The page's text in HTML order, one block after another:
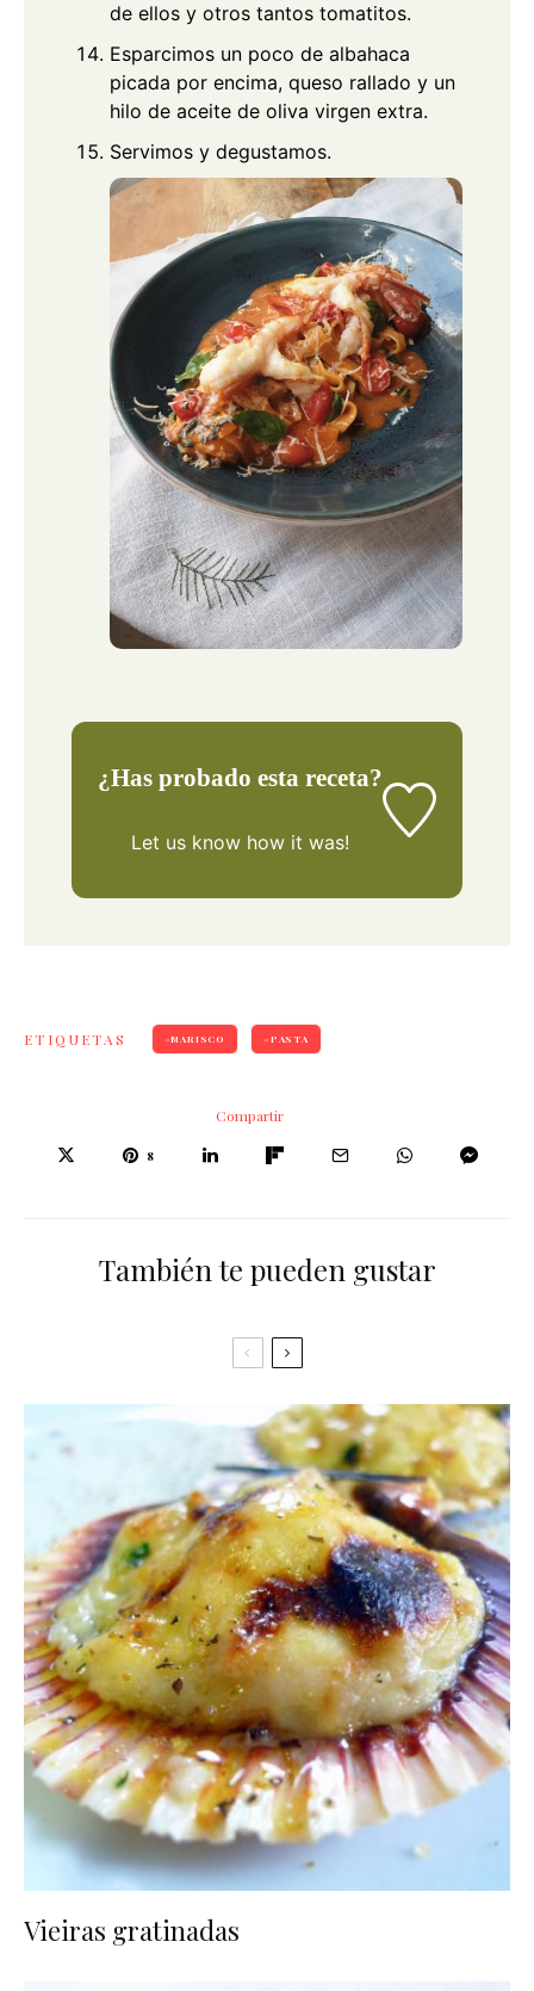
de ellos y otros tantos tomatitos.
Esparcimos un poco de albahaca
picada por encima, queso rallado y un
hilo de aceite de oliva virgen extra.
Servimos y degustamos.
¿Has probado esta receta?
Let us knowhow it was!
ETIQUETAS MARISCO PASTA
Compartir
8
También te pueden gustar
Vieiras gratinadas